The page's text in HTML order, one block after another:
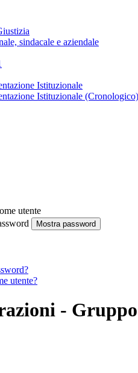
sindacale e aziendale
Istituzionale
Istituzionale (Cronologico)
utente
Mostra password
utente?
-